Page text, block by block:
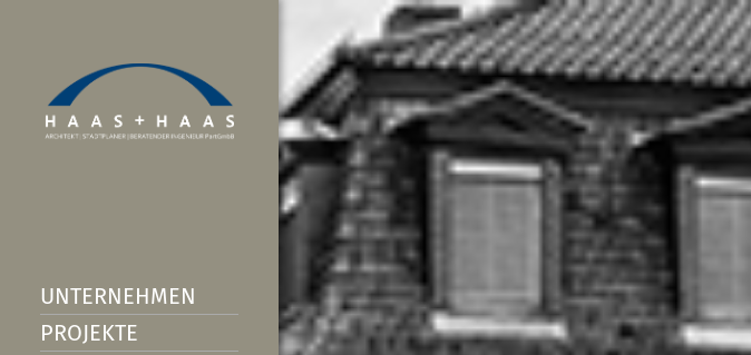
UNTERNEHMEN
PROJEKTE